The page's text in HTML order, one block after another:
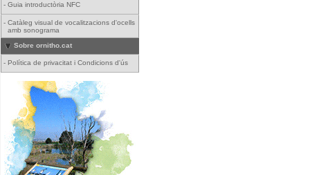
- Guia introductòria NFC
- Catàleg visual de vocalitzacions d'ocells
amb sonograma
Sobre ornitho.cat
- Política de privacitat i Condicions d'ús